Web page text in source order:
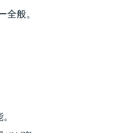
全般。